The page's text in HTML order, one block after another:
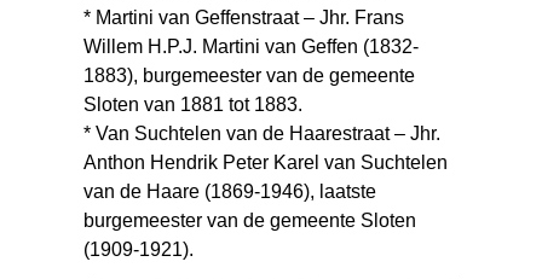
* Martini van Geffenstraat – Jhr. Frans
Willem H.P.J. Martini van Geffen (1832-
1883), burgemeester van de gemeente
Sloten van 1881 tot 1883.
* Van Suchtelen van de Haarestraat – Jhr.
Anthon Hendrik Peter Karel van Suchtelen
van de Haare (1869-1946), laatste
burgemeester van de gemeente Sloten
(1909-1921).